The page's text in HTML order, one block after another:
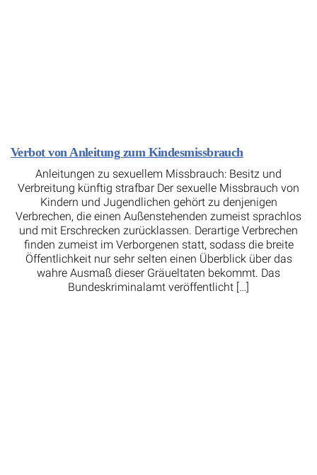
Verbot von Anleitung zum Kindesmissbrauch
Anleitungen zu sexuellem Missbrauch: Besitz und
Verbreitung künftig strafbar Der sexuelle Missbrauch von
Kindern und Jugendlichen gehört zu denjenigen
Verbrechen, die einen Außenstehenden zumeist sprachlos
und mit Erschrecken zurücklassen. Derartige Verbrechen
finden zumeist im Verborgenen statt, sodass die breite
Öffentlichkeit nur sehr selten einen Überblick über das
wahre Ausmaß dieser Gräueltaten bekommt. Das
Bundeskriminalamt veröffentlicht […]